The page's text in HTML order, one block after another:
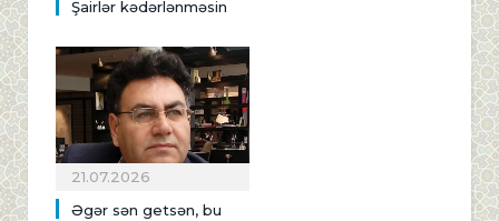
Şairlər kədərlənməsin
21.07.2026
Əgər sən getsən, bu